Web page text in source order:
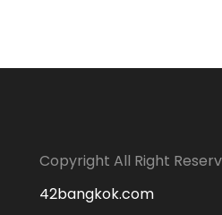
Copyright All Right
42bangkok.com